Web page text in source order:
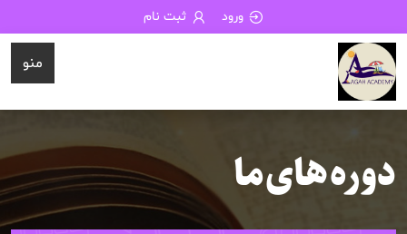
ورود ثبت نام
منو
دوره های ما